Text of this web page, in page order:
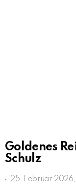
Goldenes
Schulz
25. Februar